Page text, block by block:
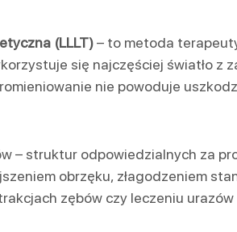
(LLLT)– to metoda
się najczęściej światło z
nie powoduje
– struktur odpowiedzialnych za
obrzęku, złagodzeniem
zębów czy leczeniu urazów